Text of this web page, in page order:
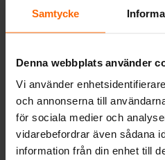
Samtycke
Denna webbplats använder
Vi använder
och annonserna till
för sociala medier och
vidarebefordrar även sådana
information från din enhet till
Tips och råd
Kreditvärdighet
UC SILVER indikerar att
Ab är en trygg och solid
med. Kreditbetyget